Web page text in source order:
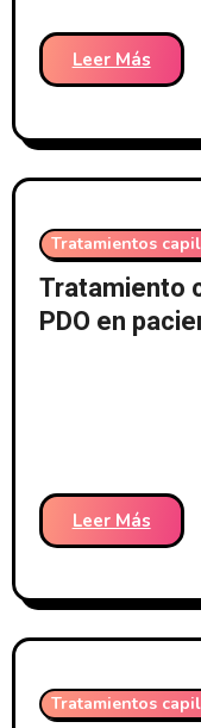
Leer Más
Tratamientos
Tratamiento
PDO en
Leer Más
Tratamientos